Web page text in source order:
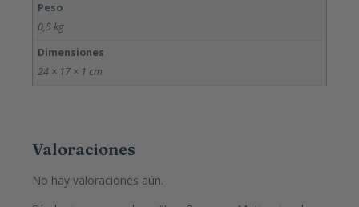
Peso
0,5 kg
Dimensiones
24 × 17 × 1 cm
Valoraciones
No hay valoraciones aún.